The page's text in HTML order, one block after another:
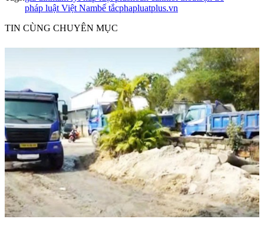
pháp luật Việt Nambế tắcphapluatplus.vn
TIN CÙNG CHUYÊN MỤC